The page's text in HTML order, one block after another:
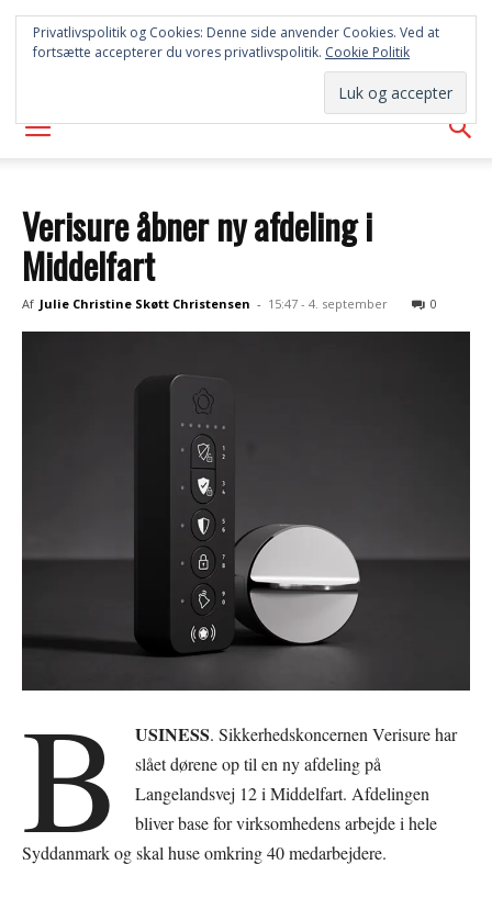
SYD
AVISEN
Verisure åbner ny afdeling i
Middelfart
Af Julie Christine Skøtt Christensen - 15:47 - 4. september 0
B USINESS. Sikkerhedskoncernen Verisure har
slået dørene op til en ny afdeling på
Langelandsvej 12 i Middelfart. Afdelingen
bliver base for virksomhedens arbejde i hele
Syddanmark og skal huse omkring 40 medarbejdere.
Privatlivspolitik og Cookies: Denne side anvender Cookies. Ved at
fortsætte accepterer du vores privatlivspolitik. Cookie Politik